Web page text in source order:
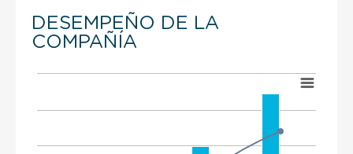
DESEMPEÑO DE LA
COMPAÑÍA